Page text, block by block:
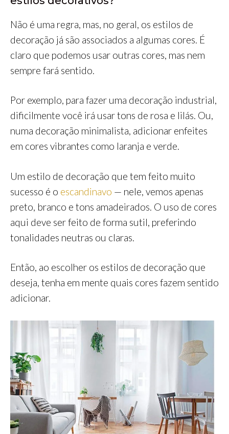
Não é uma regra, mas, no geral, os estilos de
decoração já são associados a algumas cores. É
claro que podemos usar outras cores, mas nem
sempre fará sentido.
Por exemplo, para fazer uma decoração industrial,
dificilmente você irá usar tons de rosa e lilás. Ou,
numa decoração minimalista, adicionar enfeites
em cores vibrantes como laranja e verde.
Um estilo de decoração que tem feito muito
sucesso é o escandinavo — nele, vemos apenas
preto, branco e tons amadeirados. O uso de cores
aqui deve ser feito de forma sutil, preferindo
tonalidades neutras ou claras.
Então, ao escolher os estilos de decoração que
deseja, tenha em mente quais cores fazem sentido
adicionar.